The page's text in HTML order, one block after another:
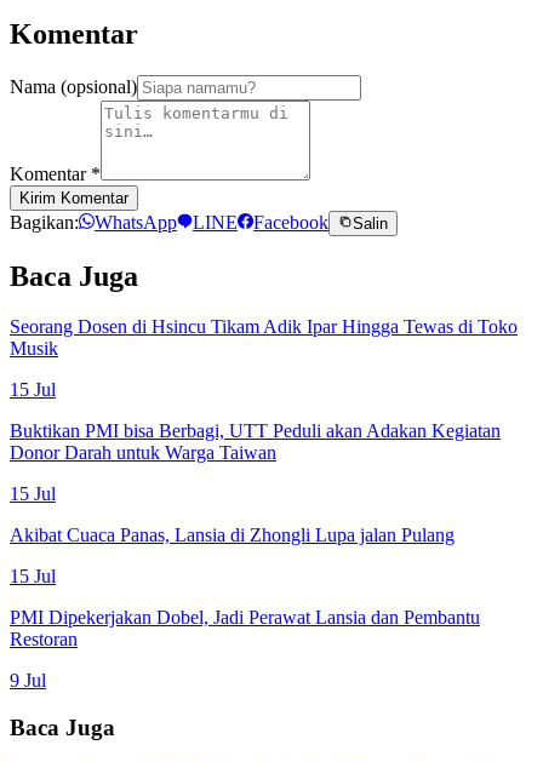
Komentar
Nama (opsional)
Komentar *
Kirim Komentar
Bagikan: WhatsApp LINE Facebook Salin
Baca Juga
Seorang Dosen di Hsincu Tikam Adik Ipar Hingga Tewas di Toko
Musik
15 Jul
Buktikan PMI bisa Berbagi, UTT Peduli akan Adakan Kegiatan
Donor Darah untuk Warga Taiwan
15 Jul
Akibat Cuaca Panas, Lansia di Zhongli Lupa jalan Pulang
15 Jul
PMI Dipekerjakan Dobel, Jadi Perawat Lansia dan Pembantu
Restoran
9 Jul
Baca Juga